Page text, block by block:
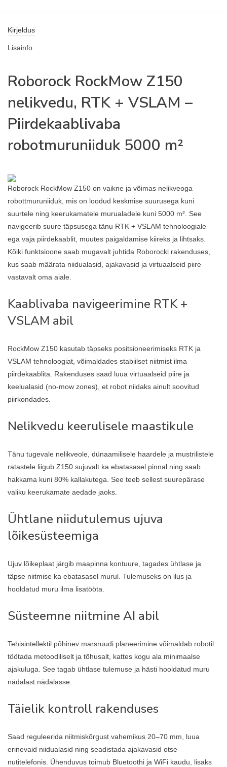
Kirjeldus
Lisainfo
Roborock RockMow Z150
nelikvedu, RTK + VSLAM –
Piirdekaablivaba
robotmuruniiduk 5000 m²
Roborock RockMow Z150 on vaikne ja võimas nelikveoga
robottmuruniiduk, mis on loodud keskmise suurusega kuni
suurtele ning keerukamatele murualadele kuni 5000 m². See
navigeerib suure täpsusega tänu RTK + VSLAM tehnoloogiale
ega vaja piirdekaablit, muutes paigaldamise kiireks ja lihtsaks.
Kõiki funktsioone saab mugavalt juhtida Roborocki rakenduses,
kus saab määrata niidualasid, ajakavasid ja virtuaalseid piire
vastavalt oma aiale.
Kaablivaba navigeerimine RTK +
VSLAM abil
RockMow Z150 kasutab täpseks positsioneerimiseks RTK ja
VSLAM tehnoloogiat, võimaldades stabiilset niitmist ilma
piirdekaablita. Rakenduses saad luua virtuaalseid piire ja
keelualasid (no-mow zones), et robot niidaks ainult soovitud
piirkondades.
Nelikvedu keerulisele maastikule
Tänu tugevale nelikveole, dünaamilisele haardele ja mustrilistele
ratastele liigub Z150 sujuvalt ka ebatasasel pinnal ning saab
hakkama kuni 80% kallakutega. See teeb sellest suurepärase
valiku keerukamate aedade jaoks.
Ühtlane niidutulemus ujuva
lõikesüsteemiga
Ujuv lõikeplaat järgib maapinna kontuure, tagades ühtlase ja
täpse niitmise ka ebatasasel murul. Tulemuseks on ilus ja
hooldatud muru ilma lisatööta.
Süsteemne niitmine AI abil
Tehisintellektil põhinev marsruudi planeerimine võimaldab robotil
töötada metoodiliselt ja tõhusalt, kattes kogu ala minimaalse
ajakuluga. See tagab ühtlase tulemuse ja hästi hooldatud muru
nädalast nädalasse.
Täielik kontroll rakenduses
Saad reguleerida niitmiskõrgust vahemikus 20–70 mm, luua
erinevaid niidualasid ning seadistada ajakavasid otse
nutitelefonis. Ühenduvus toimub Bluetoothi ja WiFi kaudu, lisaks